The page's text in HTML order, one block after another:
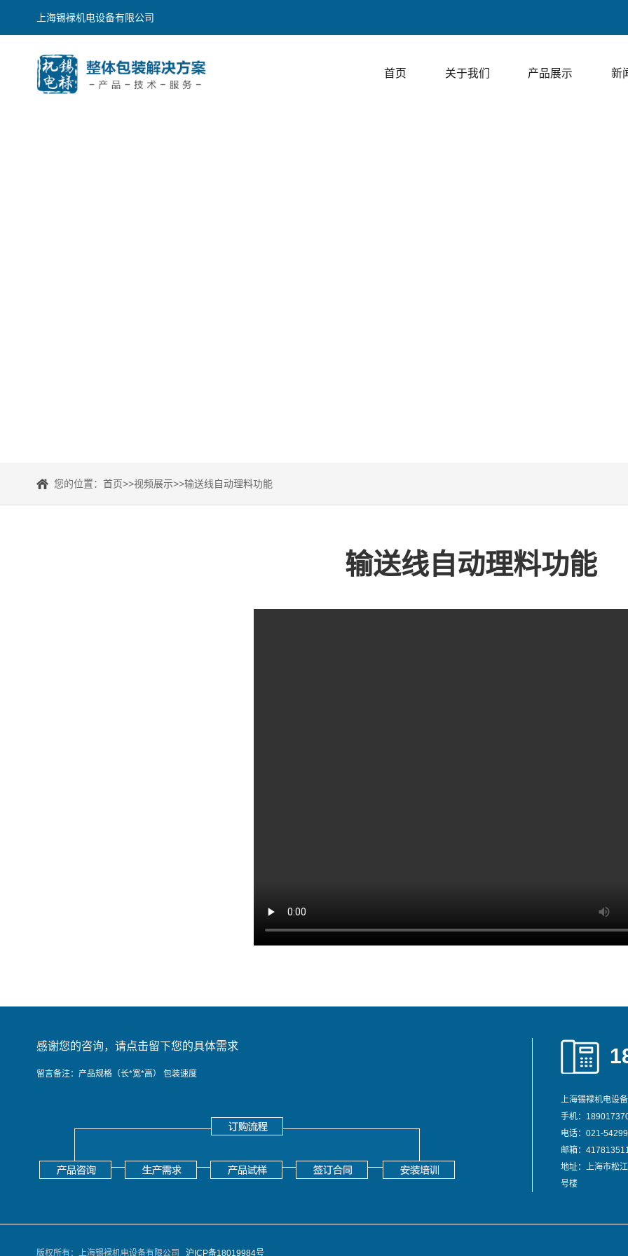
上海锡䘵机电设备有限公司
首页 关于我们 产品展示 新
您的位置： 首页>>视频展示>>输送线自动理料功能
输送线自动理料功能
感谢您的咨询，请点击留下您的具体需求
留言备注：产品规格（长*宽*高） 包装速度
上海锡䘵机电设
手机：
电话：021-
邮箱：
地址：上海市松
号楼
版权所有：上海锡䘵机电设备有限公司 沪ICP备18019984号